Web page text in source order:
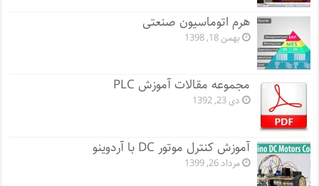
هرم اتوماسیون صنعتی
بهمن 18, 1398
مجموعه مقالات آموزش PLC
دی 23, 1392
آموزش کنترل موتور DC با آردوینو
مرداد 26, 1399